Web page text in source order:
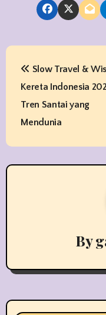
P
n
a
a
t
Slow Travel &
Kereta Indonesia
Tren Santai yang
Mendunia
By